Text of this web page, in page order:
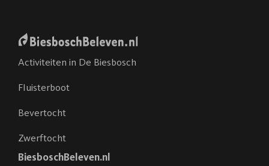
Activiteiten in De Biesbosch
Fluisterboot
Bevertocht
Zwerftocht
BiesboschBeleven.nl